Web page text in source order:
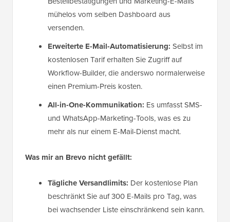
mühelos vom selben Dashboard aus
versenden.
Erweiterte E-Mail-Automatisierung: Selbst im
kostenlosen Tarif erhalten Sie Zugriff auf
Workflow-Builder, die anderswo normalerweise
einen Premium-Preis kosten.
All-in-One-Kommunikation: Es umfasst SMS-
und WhatsApp-Marketing-Tools, was es zu
mehr als nur einem E-Mail-Dienst macht.
Was mir an Brevo nicht gefällt:
Tägliche Versandlimits: Der kostenlose Plan
beschränkt Sie auf 300 E-Mails pro Tag, was
bei wachsender Liste einschränkend sein kann.